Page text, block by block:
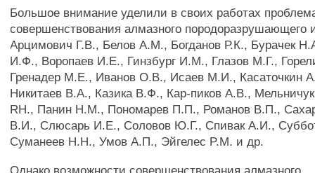
Большое внимание уделили в своих работах
совершенствования алмазного породоразрушающего
Арцимович Г.В., Белов A.M., Богданов Р.К., Бурачек
И.Ф., Воропаев И.Е., Гинзбург И.М., Глазов М.Г.,
Гренадер М.Е., Иванов О.В., Исаев М.И., Касаточкин
Никитаев В.А., Казика В.Ф., Кар-пиков A.B.,
RH., Панин Н.М., Пономарев П.П., Романов В.П.,
В.И., Слюсарь И.Е., Соловов Ю.Г., Спивак А.И.,
Суманеев H.H., Умов А.П., Эйгелес P.M. и др.
Однако возможности совершенствования алмазного